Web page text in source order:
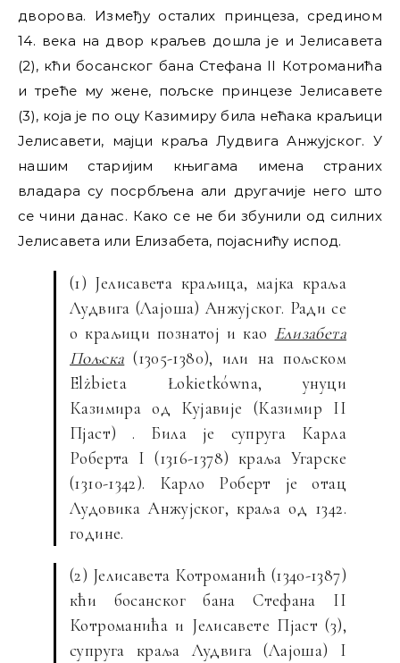
дворова. Између осталих принцеза, средином
14. века на двор краљев дошла је и Јелисавета
(2), кћи босанског бана Стефана II Котроманића
и треће му жене, пољске принцезе Јелисавете
(3), која је по оцу Казимиру била нећака краљици
Јелисавети, мајци краља Лудвига Анжујског. У
нашим старијим књигама имена страних
владара су посрбљена али другачије него што
се чини данас. Како се не би збунили од силних
Јелисавета или Елизабета, појаснићу испод.
(1) Јелисавета краљица, мајка краља
Лудвига (Лајоша) Анжујског. Ради се
о краљици познатој и као Елизабета
Пољска (1305-1380), или на пољском
Elżbieta Łokietkówna, унуци
Казимира од Кујавије (Казимир II
Пјаст) . Била је супруга Карла
Роберта I (1316-1378) краља Угарске
(1310-1342). Карло Роберт је отац
Лудовика Анжујског, краља од 1342.
године.
(2) Јелисавета Котроманић (1340-1387)
кћи босанског бана Стефана II
Котроманића и Јелисавете Пјаст (3),
супруга краља Лудвига (Лајоша) I